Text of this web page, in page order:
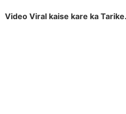
Video Viral kaise kare ka Tarike.